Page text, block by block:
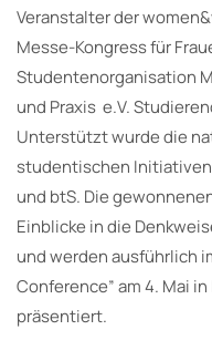
Veranstalter der
Messe-Kongress für
Studentenorganisation
und Praxis e.V.
Unterstützt wurde die
studentischen Initiativen
und btS. Die
Einblicke in die
und werden ausführlich
Conference” am 4. Mai
präsentiert.